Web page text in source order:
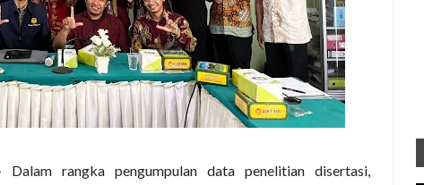
Dalam rangka pengumpulan data penelitian disertasi,